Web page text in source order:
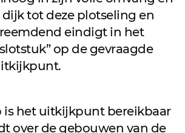
tot deze plotseling en
eindigt in het
op de gevraagde
is het uitkijkpunt bereikbaar
over de gebouwen van de